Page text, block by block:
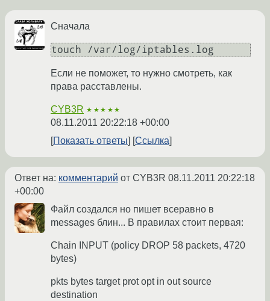
Сначала
touch /var/log/iptables.log
Если не поможет, то нужно смотреть, как
права расставлены.
CYB3R ★★★★★
08.11.2011 20:22:18 +00:00
Показать ответы
Ссылка
Ответ на: комментарий от CYB3R 08.11.2011 20:22:18
+00:00
Файл создался но пишет всеравно в
messages блин... В правилах стоит первая:
Chain INPUT (policy DROP 58 packets, 4720
bytes)
pkts bytes target prot opt in out source
destination